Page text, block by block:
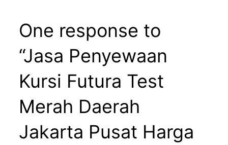
One response to
“Jasa Penyewaan
Kursi Futura Test
Merah Daerah
Jakarta Pusat Harga